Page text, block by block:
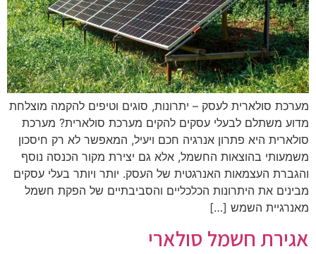
מערכת סולארית לעסק – יתרונות, סוגים וטיפים להקמה מוצלחת
מדוע משתלם לבעלי עסקים להקים מערכת סולארית? מערכת
סולארית היא פתרון אנרגיה חכם ויעיל, המאפשר לא רק חיסכון
משמעותי בהוצאות החשמל, אלא גם יצירת מקור הכנסה נוסף
והגברת העצמאות האנרגטית של העסק. יותר ויותר בעלי עסקים
מבינים את היתרונות הכלכליים והסביבתיים של הפקת חשמל
מאנרגיית השמש […]
אגירת חשמל סולארי